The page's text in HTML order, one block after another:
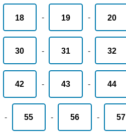
18 - 19 - 20
30 - 31 - 32
42 - 43 - 44
- 55 - 56 - 57